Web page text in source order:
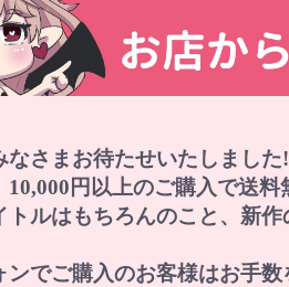
なさまお待たせいたしまし
円以上のご購入で送料
トルはもちろんのこと、新
でご購入のお客様はお手